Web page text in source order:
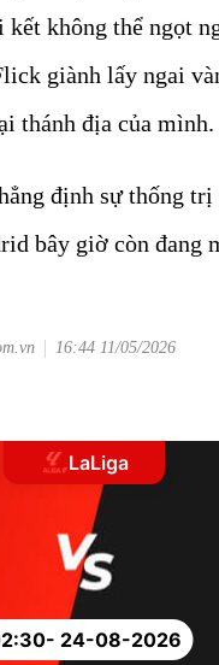
kết không thể ngọt
giành lấy ngai
thánh địa của mình.
định sự thống
bây giờ còn đang
16:44 11/05/2026
LaLiga
- 24-08-2026